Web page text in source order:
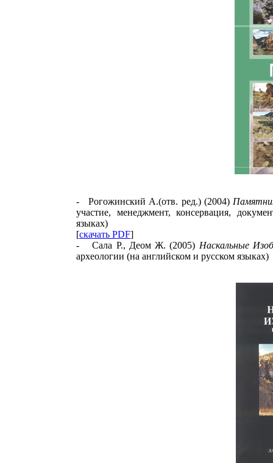
- Рогожинский A.(отв. ред.) (2004)
участие, менеджмент, консервация,
языках)
[скачать PDF]
-
Сала Р., Деом Ж. (2005) Наскальные
археологии (на английском и русском языках)